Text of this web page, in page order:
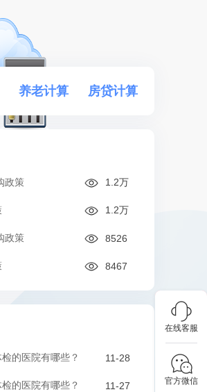
在线客服
官方微信
养老计算 房贷计算
政策 1.2万
1.2万
政策 8526
8467
的医院有哪些？该如何预约？
11-28
的医院有哪些？该如何预约？
11-27